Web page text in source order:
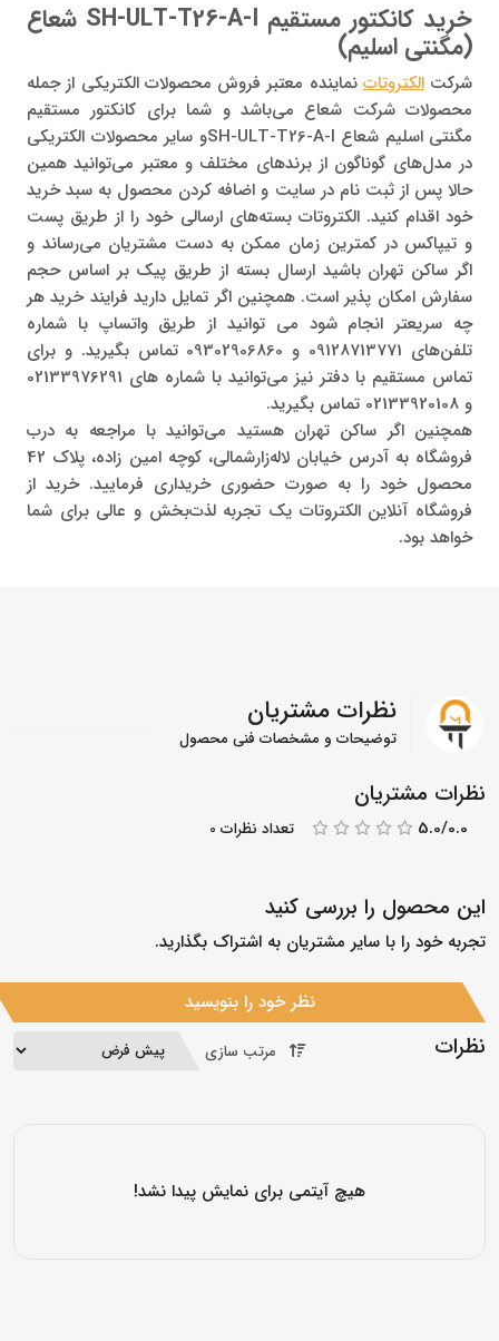
خرید کانکتور مستقیم SH-ULT-T26-A-I شعاع
(مگنتی اسلیم)
شرکتالکتروتاتنماینده معتبر فروش محصولات الکتریکی از جمله
محصولات شرکت شعاع می‌باشد و شما برای کانکتور مستقیم
مگنتی اسلیم شعاع SH-ULT-T26-A-Iو سایر محصولات الکتریکی
در مدل‌های گوناگون از برندهای مختلف و معتبر می‌توانید همین
حالا پس از ثبت نام در سایت و اضافه کردن محصول به سبد خرید
خود اقدام کنید. الکتروتات بسته‌های ارسالی خود را از طریق پست
و تیپاکس در کمترین زمان ممکن به دست مشتریان می‌رساند و
اگر ساکن تهران باشید ارسال بسته از طریق پیک بر اساس حجم
سفارش امکان پذیر است. همچنین اگر تمایل دارید فرایند خرید هر
چه سریعتر انجام شود می توانید از طریق واتساپ با شماره‌
تلفن‌های 09128713771 و 09302906860 تماس بگیرید. و برای
تماس مستقیم با دفتر نیز می‌توانید با شماره های 02133976291
و 02133920108 تماس بگیرید.
همچنین اگر ساکن تهران هستید می‌توانید با مراجعه به درب
فروشگاه به آدرس خیابان لاله‌زارشمالی، کوچه امین زاده، پلاک 42
محصول خود را به صورت حضوری خریداری فرمایید. خرید از
فروشگاه آنلاین الکتروتات یک تجربه لذت‌بخش و عالی برای شما
خواهد بود.
نظرات مشتریان
توضیحات و مشخصات فنی محصول
نظرات مشتریان
5.0/0.0 تعداد نظرات 0
این محصول را بررسی کنید
تجربه خود را با سایر مشتریان به اشتراک بگذارید.
نظر خود را بنویسید
نظرات مرتب سازی
هیچ آیتمی برای نمایش پیدا نشد!